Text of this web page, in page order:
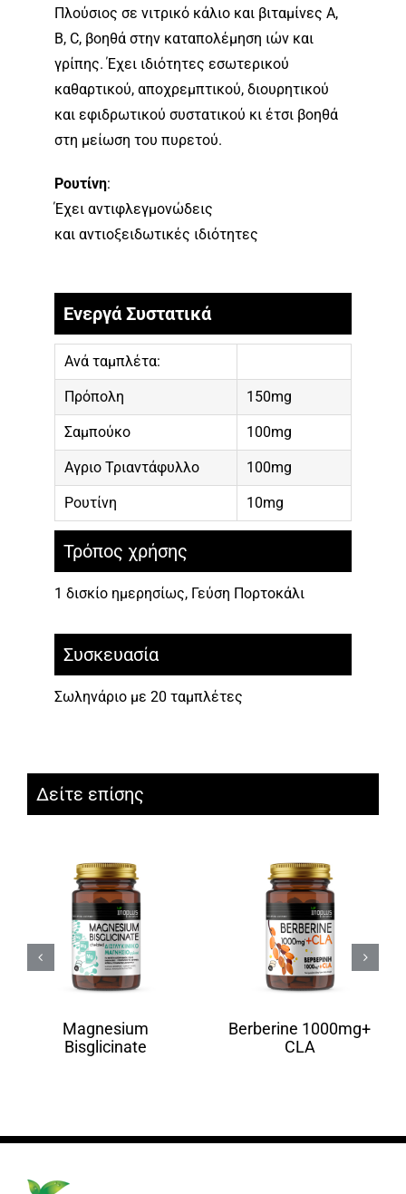
Πλούσιος σε νιτρικό κάλιο και βιταμίνες Α,
Β, C, βοηθά στην καταπολέμηση ιών και
γρίπης. Έχει ιδιότητες εσωτερικού
καθαρτικού, αποχρεμπτικού, διουρητικού
και εφιδρωτικού συστατικού κι έτσι βοηθά
στη μείωση του πυρετού.
Ρουτίνη:
Έχει αντιφλεγμονώδεις
και αντιοξειδωτικές ιδιότητες
Ενεργά Συστατικά
Ανά ταμπλέτα:
Πρόπολη 150mg
Σαμπούκο 100mg
Αγριο Τριαντάφυλλο 100mg
Ρουτίνη 10mg
Τρόπος χρήσης
1 δισκίο ημερησίως, Γεύση Πορτοκάλι
Συσκευασία
Σωληνάριο με 20 ταμπλέτες
Δείτε επίσης
Magnesium
Bisglicinate
Berberine 1000mg+
CLA